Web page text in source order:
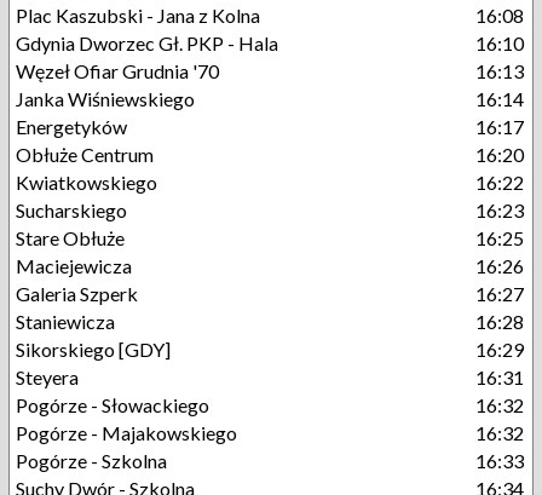
Plac Kaszubski - Jana z Kolna
16:08
Gdynia Dworzec Gł. PKP - Hala
16:10
Węzeł Ofiar Grudnia '70
16:13
Janka Wiśniewskiego
16:14
Energetyków
16:17
Obłuże Centrum
16:20
Kwiatkowskiego
16:22
Sucharskiego
16:23
Stare Obłuże
16:25
Maciejewicza
16:26
Galeria Szperk
16:27
Staniewicza
16:28
Sikorskiego [GDY]
16:29
Steyera
16:31
Pogórze - Słowackiego
16:32
Pogórze - Majakowskiego
16:32
Pogórze - Szkolna
16:33
Suchy Dwór - Szkolna
16:34